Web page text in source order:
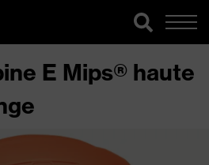
E Mips® haute